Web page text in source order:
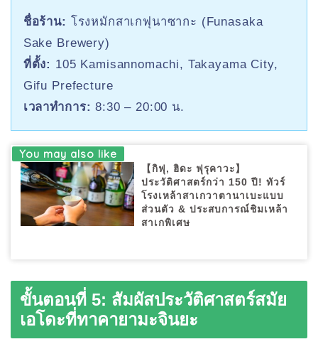
ชื่อร้าน: โรงหมักสาเกฟุนาซากะ (Funasaka
Sake Brewery)
ที่ตั้ง: 105 Kamisannomachi, Takayama City,
Gifu Prefecture
เวลาทำการ: 8:30 – 20:00 น.
【กิฟุ, ฮิดะ ฟุรุคาวะ】
ประวัติศาสตร์กว่า 150 ปี! ทัวร์
โรงเหล้าสาเกวาตานาเบะแบบ
ส่วนตัว & ประสบการณ์ชิมเหล้า
สาเกพิเศษ
ขั้นตอนที่ 5: สัมผัสประวัติศาสตร์สมัย
เอโดะที่ทาคายามะจินยะ